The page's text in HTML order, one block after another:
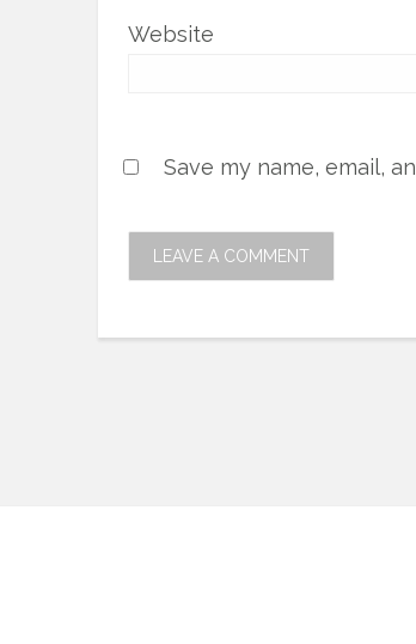
Website
Save my name, email,